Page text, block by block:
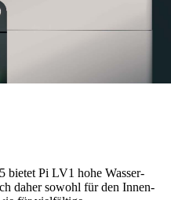
jedes einzelnen Stacks
Mit der Möglichkeit, das
erweitern, bietet es eine
bietet Pi LV1 hohe Wasser-
daher sowohl für den Innen-